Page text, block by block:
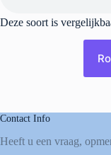
Deze soort is
Contact Info
Heeft u een vraag,